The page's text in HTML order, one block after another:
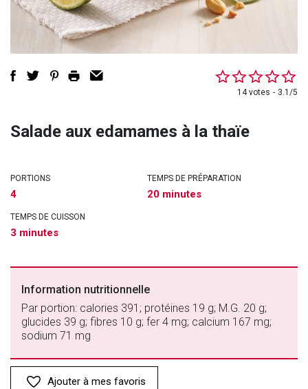
14 votes 3.1/5
Salade aux edamames à la thaïe
PORTIONS
4
TEMPS DE PRÉPARATION
20 minutes
TEMPS DE CUISSON
3 minutes
Information nutritionnelle
Par portion: calories 391; protéines 19 g; M.G. 20 g;
glucides 39 g; fibres 10 g; fer 4 mg; calcium 167 mg;
sodium 71 mg
Ajouter à mes favoris